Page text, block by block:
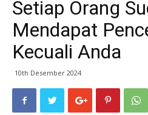
Setiap Orang
Mendapat
Kecuali Anda
10th Desember 2024